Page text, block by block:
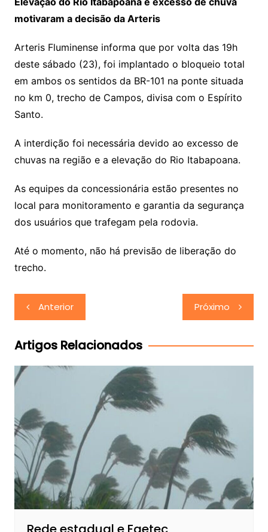
motivaram a decisão da Arteris
Arteris Fluminense informa que por volta das 19h
deste sábado (23), foi implantado o bloqueio total
em ambos os sentidos da BR-101 na ponte situada
no km 0, trecho de Campos, divisa com o Espírito
Santo.
A interdição foi necessária devido ao excesso de
chuvas na região e a elevação do Rio Itabapoana.
As equipes da concessionária estão presentes no
local para monitoramento e garantia da segurança
dos usuários que trafegam pela rodovia.
Até o momento, não há previsão de liberação do
trecho.
Navegação
de
Post
Anterior Próximo
Artigos Relacionados